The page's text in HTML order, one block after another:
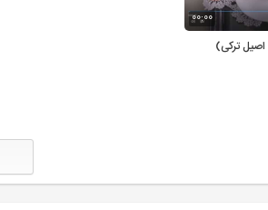
00:00
اصیل ترکی)